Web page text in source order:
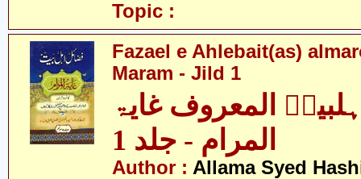
Topic :
Fazael e Ahlebait(as)
Maram - Jild 1
المعروف غایۃ
المرام - جلد 1
Author : Allama Syed